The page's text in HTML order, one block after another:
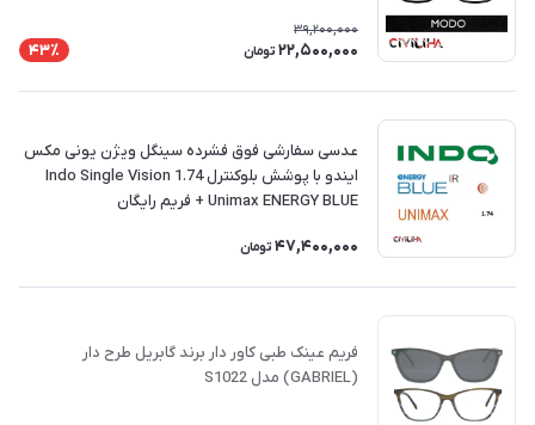
39,200,000
22,500,000 تومان 43٪
عدسی سفارشی فوق فشرده سینگل ویژن یونی مکس
ایندو با پوشش بلوکنترل 1.74 Indo Single Vision
Unimax ENERGY BLUE + فريم رايگان
47,400,000 تومان
فریم عینک طبی کاور دار برند گابریل طرح دار
(GABRIEL) مدل S1022